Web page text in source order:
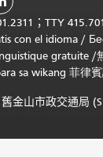
；TTY
con el idioma /
gratuite /
sa wikang 菲律
金山市政交通局